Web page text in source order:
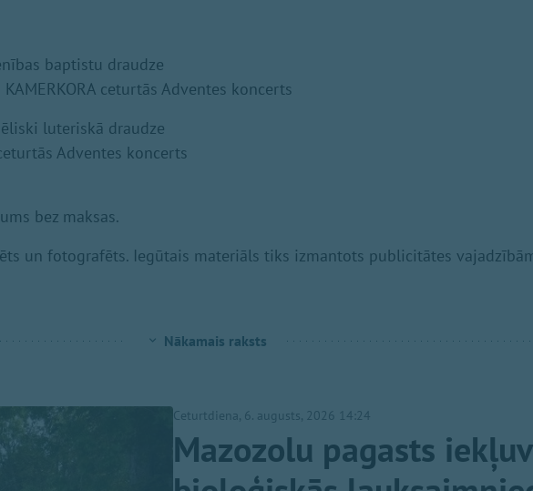
baptistu draudze
KAMERKORA ceturtās Adventes koncerts
luteriskā draudze
Adventes koncerts
bez maksas.
un fotografēts. Iegūtais materiāls tiks izmantots publicitātes
Nākamais raksts
Ceturtdiena, 6. augusts, 2026 14:24
Mazozolu pagasts